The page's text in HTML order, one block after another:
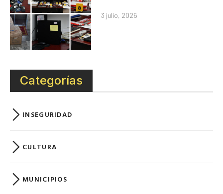
3 julio, 2026
Categorías
INSEGURIDAD
CULTURA
MUNICIPIOS